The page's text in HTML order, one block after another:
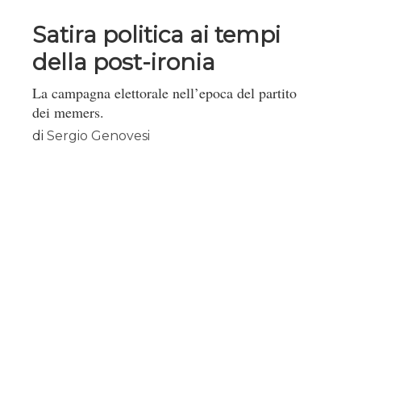
Satira politica ai tempi
della post-ironia
La campagna elettorale nell’epoca del partito
dei memers.
di Sergio Genovesi